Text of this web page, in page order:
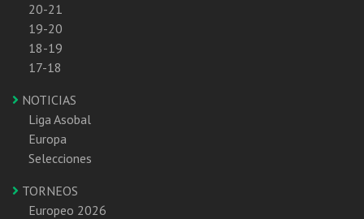
20-21
19-20
18-19
17-18
NOTICIAS
Liga Asobal
Europa
Selecciones
TORNEOS
Europeo 2026